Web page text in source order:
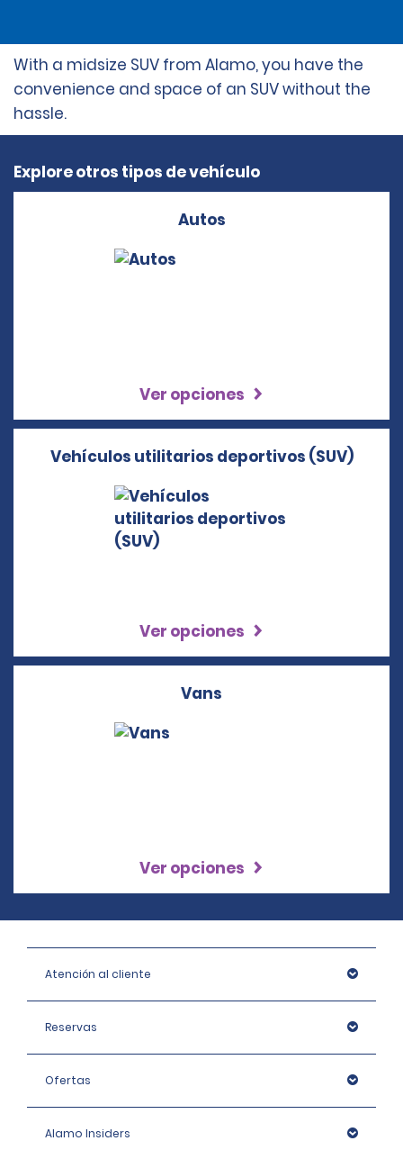
With a midsize SUV from Alamo, you have the
convenience and space of an SUV without the
hassle.
Explore otros tipos de vehículo
Autos
Ver opciones
Vehículos utilitarios deportivos (SUV)
Ver opciones
Vans
Ver opciones
Atención al cliente
Reservas
Ofertas
Alamo Insiders